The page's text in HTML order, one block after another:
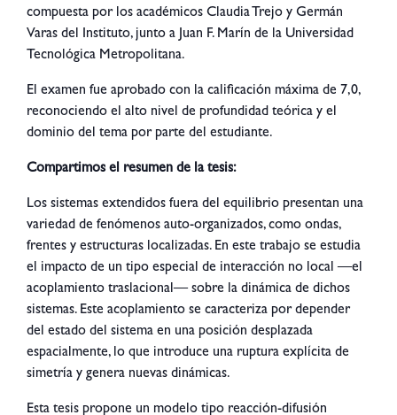
compuesta por los académicos Claudia Trejo y Germán
Varas del Instituto, junto a Juan F. Marín de la Universidad
Tecnológica Metropolitana.
El examen fue aprobado con la calificación máxima de 7,0,
reconociendo el alto nivel de profundidad teórica y el
dominio del tema por parte del estudiante.
Compartimos el resumen de la tesis:
Los sistemas extendidos fuera del equilibrio presentan una
variedad de fenómenos auto-organizados, como ondas,
frentes y estructuras localizadas. En este trabajo se estudia
el impacto de un tipo especial de interacción no local —el
acoplamiento traslacional— sobre la dinámica de dichos
sistemas. Este acoplamiento se caracteriza por depender
del estado del sistema en una posición desplazada
espacialmente, lo que introduce una ruptura explícita de
simetría y genera nuevas dinámicas.
Esta tesis propone un modelo tipo reacción-difusión